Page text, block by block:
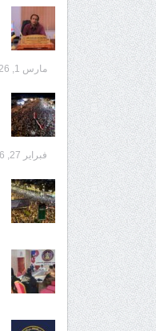
مارس 1, 2026
فبراير 27, 2026